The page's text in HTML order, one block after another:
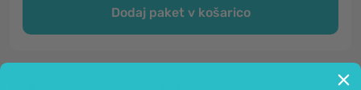
Dodaj paket v košarico